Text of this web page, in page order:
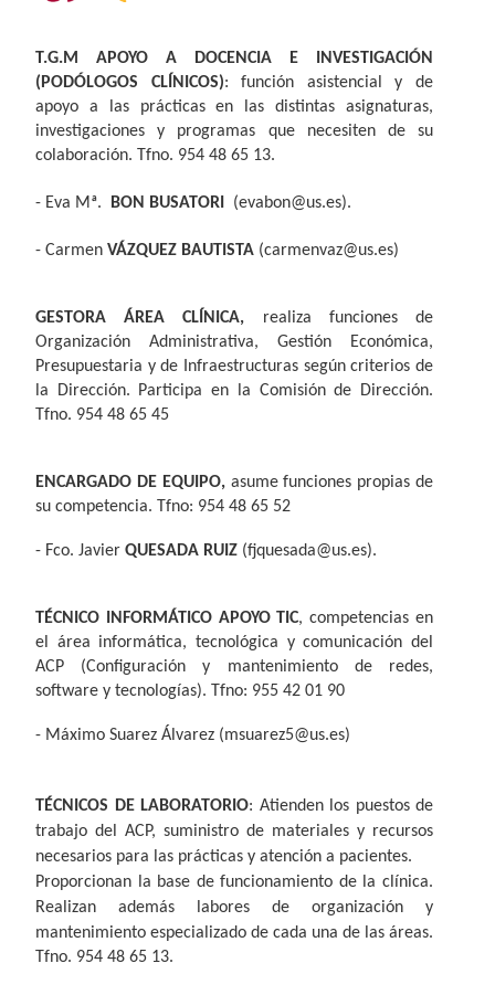
T.G.M APOYO A DOCENCIA E INVESTIGACIÓN
(PODÓLOGOS CLÍNICOS): función asistencial y de
apoyo a las prácticas en las distintas asignaturas,
investigaciones y programas que necesiten de su
colaboración. Tfno. 954 48 65 13.
- Eva Mª. BON BUSATORI (evabon@us.es).
- Carmen VÁZQUEZ BAUTISTA (carmenvaz@us.es)
GESTORA ÁREA CLÍNICA, realiza funciones de
Organización Administrativa, Gestión Económica,
Presupuestaria y de Infraestructuras según criterios de
la Dirección. Participa en la Comisiónde Dirección.
Tfno. 954 48 65 45
ENCARGADO DE EQUIPO, asume funciones propias de
su competencia. Tfno: 954 48 65 52
- Fco. Javier QUESADA RUIZ (fjquesada@us.es).
TÉCNICO INFORMÁTICO APOYO TIC, competencias en
el área informática, tecnológica y comunicación del
ACP (Configuración y mantenimiento de redes,
software y tecnologías).
Tfno: 955 42 01 90
- Máximo Suarez Álvarez (msuarez5@us.es)
TÉCNICOS DE LABORATORIO: Atienden los puestos de
trabajo del ACP, suministro de materiales y recursos
necesarios para las prácticas y atención a pacientes.
Proporcionan la base de funcionamiento de la clínica.
Realizan además labores de organización y
mantenimiento especializado de cada una de las áreas.
Tfno. 954 48 65 13.